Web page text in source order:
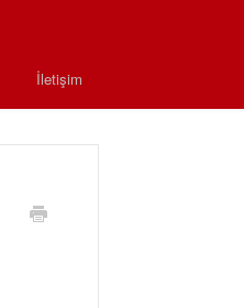
İletişim